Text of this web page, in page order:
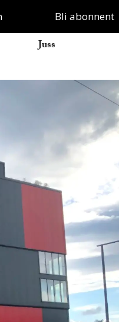
Bli abonnent
Juss